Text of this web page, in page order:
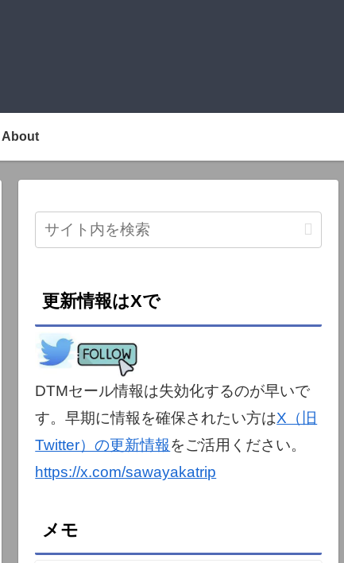
About
更新情報はXで
DTMセール情報は失効化するのが早いで
す。早期に情報を確保されたい方はX（旧
Twitter）の更新情報をご活用ください。
https://x.com/sawayakatrip
メモ